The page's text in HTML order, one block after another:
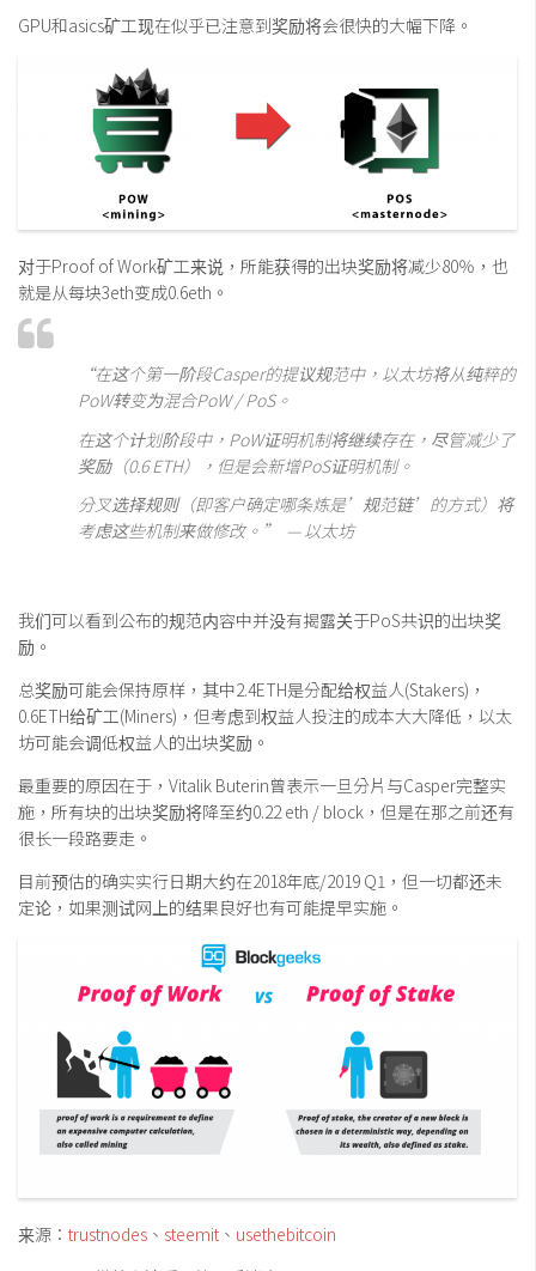
GPU和asics矿工现在似乎已注意到奖励将会很快的大幅下降。
对于Proof of Work矿工来说，所能获得的出块奖励将减少80％，也
就是从每块3eth变成0.6eth。
“在这个第一阶段Casper的提议规范中，以太坊将从纯粹的
PoW转变为混合PoW / PoS。
在这个计划阶段中，PoW证明机制将继续存在，尽管减少了
奖励（0.6 ETH），但是会新增PoS证明机制。
分叉选择规则（即客户确定哪条炼是’规范链’的方式）将
考虑这些机制来做修改。” — 以太坊
我们可以看到公布的规范内容中并没有揭露关于PoS共识的出块奖
励。
总奖励可能会保持原样，其中2.4ETH是分配给权益人(Stakers)，
0.6ETH给矿工(Miners)，但考虑到权益人投注的成本大大降低，以太
坊可能会调低权益人的出块奖励。
最重要的原因在于，Vitalik Buterin曾表示一旦分片与Casper完整实
施，所有块的出块奖励将降至约0.22 eth / block，但是在那之前还有
很长一段路要走。
目前预估的确实实行日期大约在2018年底/2019 Q1，但一切都还未
定论，如果测试网上的结果良好也有可能提早实施。
来源： trustnodes 、 steemit、 usethebitcoin